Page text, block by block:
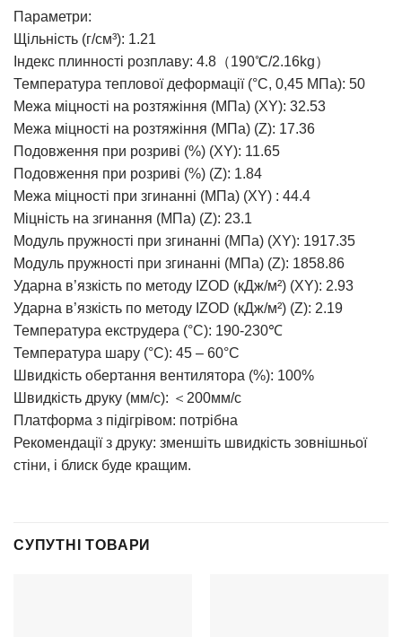
Параметри:
Щільність (г/см³): 1.21
Індекс плинності розплаву: 4.8（190℃/2.16kg）
Температура теплової деформації (°C, 0,45 МПа): 50
Межа міцності на розтяжіння (МПа) (XY): 32.53
Межа міцності на розтяжіння (МПа) (Z): 17.36
Подовження при розриві (%) (XY): 11.65
Подовження при розриві (%) (Z): 1.84
Межа міцності при згинанні (МПа) (XY) : 44.4
Міцність на згинання (МПа) (Z): 23.1
Модуль пружності при згинанні (МПа) (XY): 1917.35
Модуль пружності при згинанні (МПа) (Z): 1858.86
Ударна в’язкість по методу IZOD (кДж/м²) (XY): 2.93
Ударна в’язкість по методу IZOD (кДж/м²) (Z): 2.19
Температура екструдера (°C): 190-230℃
Температура шару (°C): 45 – 60°C
Швидкість обертання вентилятора (%): 100%
Швидкість друку (мм/с): ＜200мм/с
Платформа з підігрівом: потрібна
Рекомендації з друку: зменшіть швидкість зовнішньої
стіни, і блиск буде кращим.
СУПУТНІ ТОВАРИ